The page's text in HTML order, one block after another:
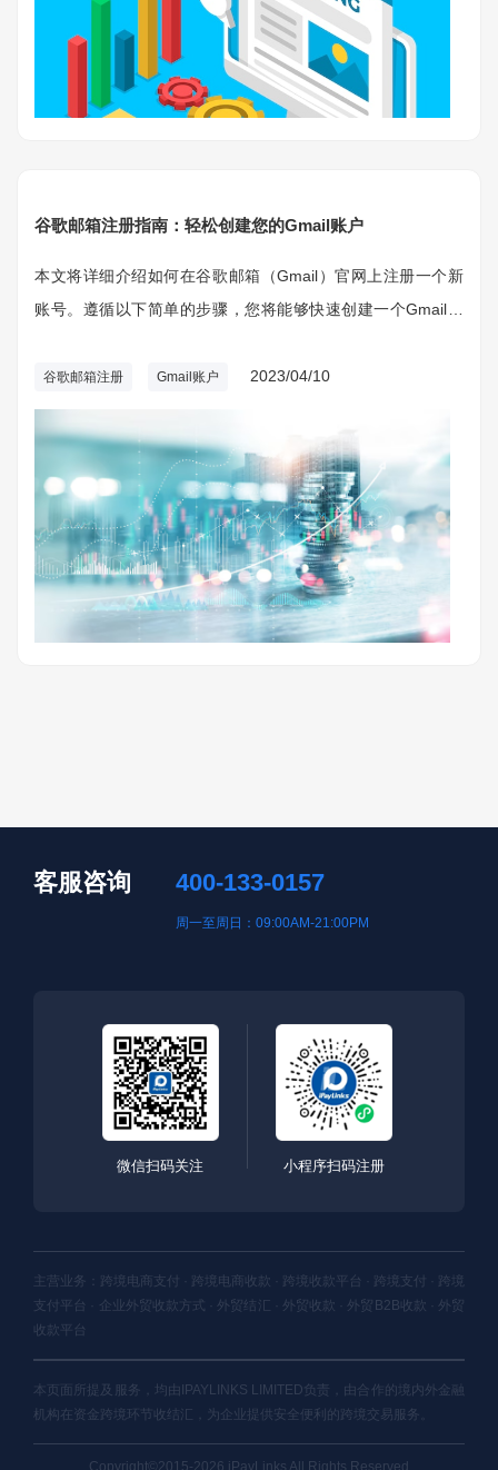
谷歌邮箱注册指南：轻松创建您的Gmail账户
本文将详细介绍如何在谷歌邮箱（Gmail）官网上注册一个新
账号。遵循以下简单的步骤，您将能够快速创建一个Gmail账
谷歌邮箱注册 Gmail账户 2023/04/10
客服咨询 400-133-0157
周一至周日：09:00AM-21:00PM
微信扫码关注 小程序扫码注册
主营业务：跨境电商支付 · 跨境电商收款 · 跨境收款平台 · 跨境支付 · 跨境
支付平台 · 企业外贸收款方式 · 外贸结汇 · 外贸收款 · 外贸B2B收款 · 外贸
收款平台
本页面所提及服务，均由IPAYLINKS LIMITED负责，由合作的境内外金融
机构在资金跨境环节收结汇，为企业提供安全便利的跨境交易服务。
Copyright©2015-2026 iPayLinks All Rights Reserved